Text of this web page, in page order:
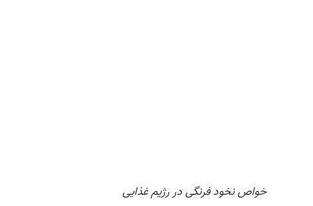
خواص نخود فرنگی در رژیم غذایی